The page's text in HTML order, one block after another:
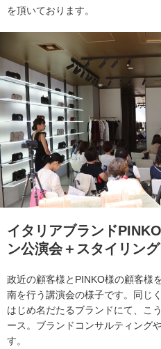
を頂いております。
イタリアブランド
ン公演会＋スタイリン
政近の顧客様とPINKO様の顧客様
南を行う講演会の様子です。同じ
はじめ名だたるブランドにて、こ
ース。ブランドコンサルティング
す。